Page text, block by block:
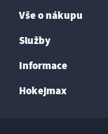
Vše o nákupu
Služby
Informace
Hokejmax